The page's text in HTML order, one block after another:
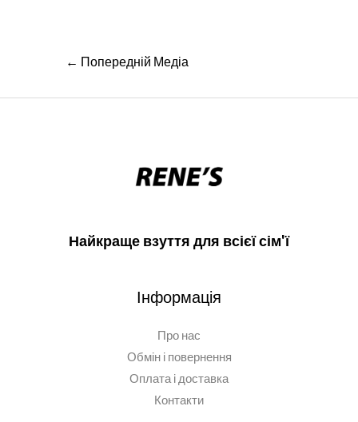
Навігація
← Попередній Медіа
Найкраще взуття для всієї сім'ї
Інформація
Про нас
Обмін і повернення
Оплата і доставка
Контакти